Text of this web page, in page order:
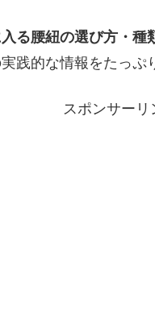
る腰紐の選び方・
践的な情報をたっぷ
スポンサーリ